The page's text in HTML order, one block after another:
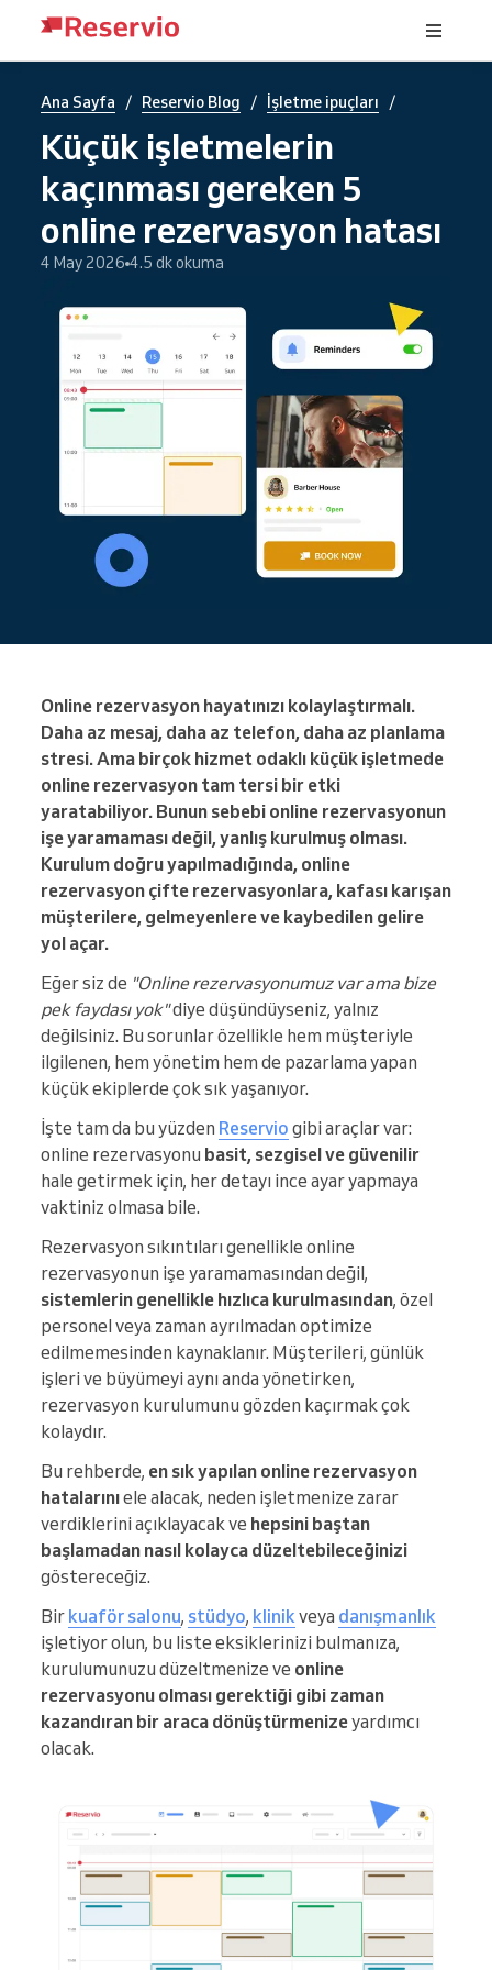
Ana Sayfa / Reservio Blog / İşletme ipuçları /
Küçük işletmelerin
kaçınması gereken 5
online rezervasyon hatası
4 May 2026 4.5 dk okuma
Online rezervasyon hayatınızı kolaylaştırmalı.
Daha az mesaj, daha az telefon, daha az planlama
stresi. Ama birçok hizmet odaklı küçük işletmede
online rezervasyon tam tersi bir etki
yaratabiliyor. Bunun sebebi online rezervasyonun
işe yaramaması değil, yanlış kurulmuş olması.
Kurulum doğru yapılmadığında, online
rezervasyon çifte rezervasyonlara, kafası karışan
müşterilere, gelmeyenlere ve kaybedilen gelire
yol açar.
Eğer siz de "Online rezervasyonumuz var ama bize
pek faydası yok"diye düşündüyseniz, yalnız
değilsiniz. Bu sorunlar özellikle hem müşteriyle
ilgilenen, hem yönetim hem de pazarlama yapan
küçük ekiplerde çok sık yaşanıyor.
İşte tam da bu yüzden Reservio gibi araçlar var:
online rezervasyonu basit, sezgisel ve güvenilir
hale getirmek için, her detayı ince ayar yapmaya
vaktiniz olmasa bile.
Rezervasyon sıkıntıları genellikle online
rezervasyonun işe yaramamasından değil,
sistemlerin genellikle hızlıca kurulmasından, özel
personel veya zaman ayrılmadan optimize
edilmemesinden kaynaklanır. Müşterileri, günlük
işleri ve büyümeyi aynı anda yönetirken,
rezervasyon kurulumunu gözden kaçırmak çok
kolaydır.
Bu rehberde, en sık yapılan online rezervasyon
hatalarınıele alacak, neden işletmenize zarar
verdiklerini açıklayacak ve hepsini baştan
başlamadan nasıl kolayca düzeltebileceğinizi
göstereceğiz.
Bir kuaför salonu, stüdyo, klinikveya danışmanlık
işletiyor olun, bu liste eksiklerinizi bulmanıza,
kurulumunuzu düzeltmenize ve online
rezervasyonu olması gerektiği gibi zaman
kazandıran bir araca dönüştürmenizeyardımcı
olacak.